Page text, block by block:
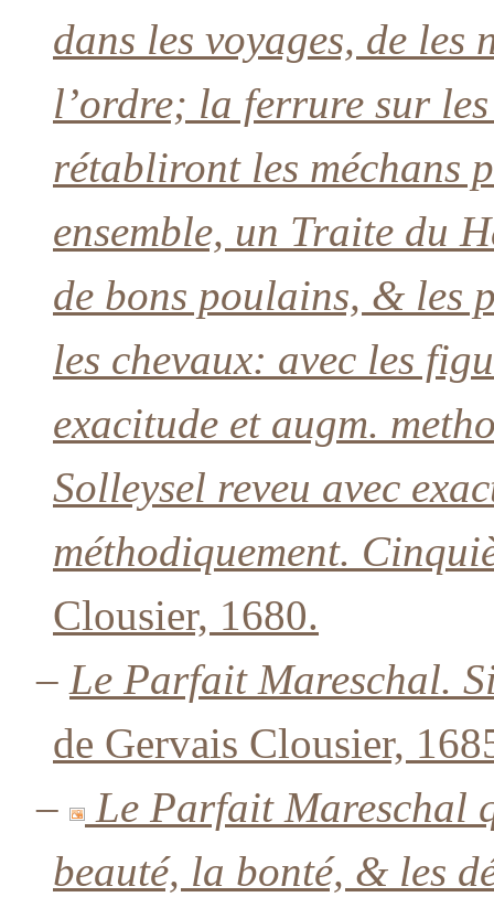
dans les voyages, de
l’ordre; la ferrure sur
rétabliront les méchans
ensemble, un Traite du
de bons poulains, & les
les chevaux: avec les
exacitude et augm.
Solleysel reveu avec
méthodiquement.
Clousier, 1680.
– Le Parfait Mareschal.
de Gervais Clousier,
–
Le Parfait Mareschal
beauté, la bonté, & les